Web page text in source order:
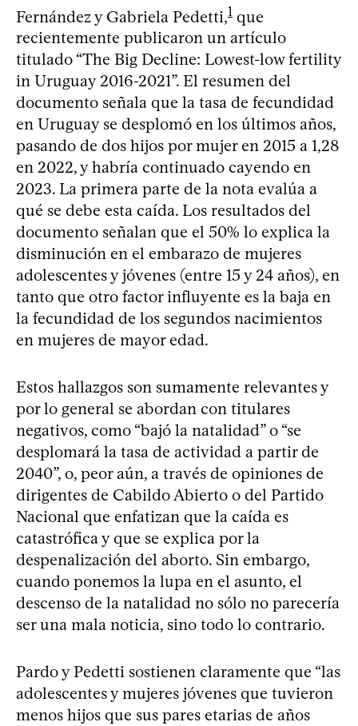
Fernández y Gabriela Pedetti,1 que
recientemente publicaron un artículo
titulado “The Big Decline: Lowest-low fertility
in Uruguay 2016-2021”. El resumen del
documento señala que la tasa de fecundidad
en Uruguay se desplomó en los últimos años,
pasando de dos hijos por mujer en 2015 a 1,28
en 2022, y habría continuado cayendo en
2023. La primera parte de la nota evalúa a
qué se debe esta caída. Los resultados del
documento señalan que el 50% lo explica la
disminución en el embarazo de mujeres
adolescentes y jóvenes (entre 15 y 24 años), en
tanto que otro factor influyente es la baja en
la fecundidad de los segundos nacimientos
en mujeres de mayor edad.
Estos hallazgos son sumamente relevantes y
por lo general se abordan con titulares
negativos, como “bajó la natalidad” o “se
desplomará la tasa de actividad a partir de
2040”, o, peor aún, a través de opiniones de
dirigentes de Cabildo Abierto o del Partido
Nacional que enfatizan que la caída es
catastrófica y que se explica por la
despenalización del aborto. Sin embargo,
cuando ponemos la lupa en el asunto, el
descenso de la natalidad no sólo no parecería
ser una mala noticia, sino todo lo contrario.
Pardo y Pedetti sostienen claramente que “las
adolescentes y mujeres jóvenes que tuvieron
menos hijos que sus pares etarias de años